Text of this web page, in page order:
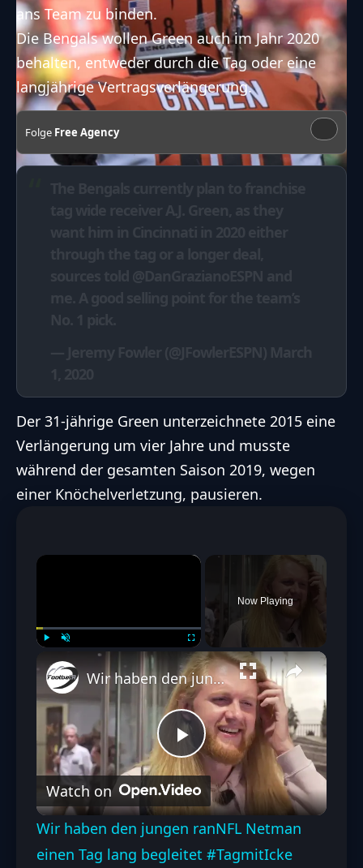
ans Team zu binden.
Die Bengals wollen Green auch im Jahr 2020
behalten, entweder durch die Tag oder eine
langjährige Vertragsverlängerung.
Folge Free Agency
Der 31-jährige Green unterzeichnete 2015 eine
Verlängerung um vier Jahre und musste
während der gesamten Saison 2019, wegen
einer Knöchelverletzung, pausieren.
×
Fullscreen
Now Playing
Play
Video
Wir haben den jungen ranNFL Netman einen Tag lang begleitet #TagmitIcke
Watch on
Wir haben den jungen ranNFL Netman
einen Tag lang begleitet #TagmitIcke